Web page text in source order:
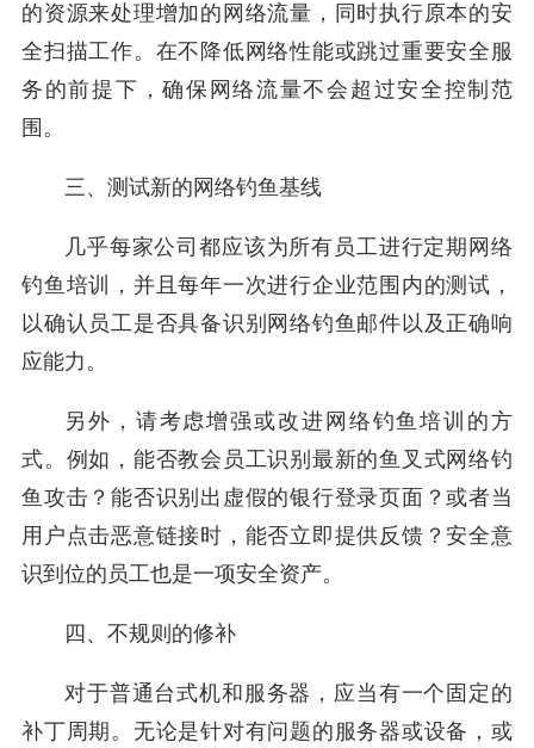
的资源来处理增加的网络流量，同时执行原本的安
全扫描工作。在不降低网络性能或跳过重要安全服
务的前提下，确保网络流量不会超过安全控制范
围。
三、测试新的网络钓鱼基线
几乎每家公司都应该为所有员工进行定期网络
钓鱼培训，并且每年一次进行企业范围内的测试，
以确认员工是否具备识别网络钓鱼邮件以及正确响
应能力。
另外，请考虑增强或改进网络钓鱼培训的方
式。例如，能否教会员工识别最新的鱼叉式网络钓
鱼攻击？能否识别出虚假的银行登录页面？或者当
用户点击恶意链接时，能否立即提供反馈？安全意
识到位的员工也是一项安全资产。
四、不规则的修补
对于普通台式机和服务器，应当有一个固定的
补丁周期。无论是针对有问题的服务器或设备，或